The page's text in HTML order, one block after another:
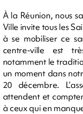
À la Réunion, nous
Ville invite tous les
à se mobiliser ce
centre-ville est
notamment le
un moment dans
20 décembre.
attendent et
à ceux qui en